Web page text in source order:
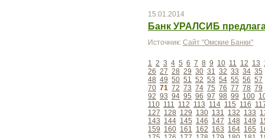
15.01.2014
Банк УРАЛСИБ
Источник: Сайт "Омские Банки"
1 2 3 4 5 6 7 8 9 10 11 12 13
26 27 28 29 30 31 32 33 34 35
48 49 50 51 52 53 54 55 56 57
70 71 72 73 74 75 76 77 78 79
92 93 94 95 96 97 98 99 100
110 111 112 113 114 115 116
127 128 129 130 131 132 133
143 144 145 146 147 148 149
159 160 161 162 163 164 165